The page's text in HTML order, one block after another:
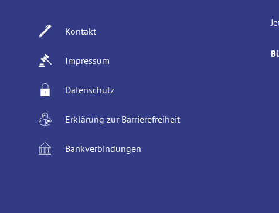
Kontakt
Impressum
Datenschutz
Erklärung zur Barrierefreiheit
Bankverbindungen